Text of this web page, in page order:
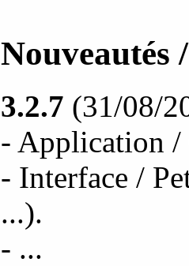
Nouveautés
3.2.7 (31/08/
- Application
- Interface /
...).
- ...